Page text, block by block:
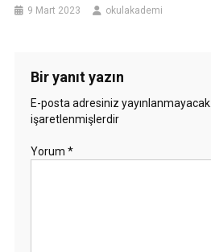
9 Mart 2023 okulakademi
Bir yanıt yazın
E-posta adresiniz yayınlanmayacak.
işaretlenmişlerdir
Yorum *